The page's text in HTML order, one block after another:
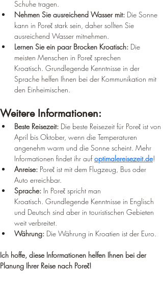
Schuhe tragen.
Nehmen Sie ausreichend Wasser mit: Die Sonne
kann in Poreč stark sein, daher sollten Sie
ausreichend Wasser mitnehmen.
Lernen Sie ein paar Brocken Kroatisch: Die
meisten Menschen in Poreč sprechen
Kroatisch. Grundlegende Kenntnisse in der
Sprache helfen Ihnen bei der Kommunikation mit
den Einheimischen.
Weitere Informationen:
Beste Reisezeit: Die beste Reisezeit für Poreč ist von
April bis Oktober, wenn die Temperaturen
angenehm warm und die Sonne scheint. Mehr
Informationen findet ihr auf optimalereisezeit.de!
Anreise: Poreč ist mit dem Flugzeug, Bus oder
Auto erreichbar.
Sprache: In Poreč spricht man
Kroatisch. Grundlegende Kenntnisse in Englisch
und Deutsch sind aber in touristischen Gebieten
weit verbreitet.
Währung: Die Währung in Kroatien ist der Euro.
Ich hoffe, diese Informationen helfen Ihnen bei der
Planung Ihrer Reise nach Poreč!